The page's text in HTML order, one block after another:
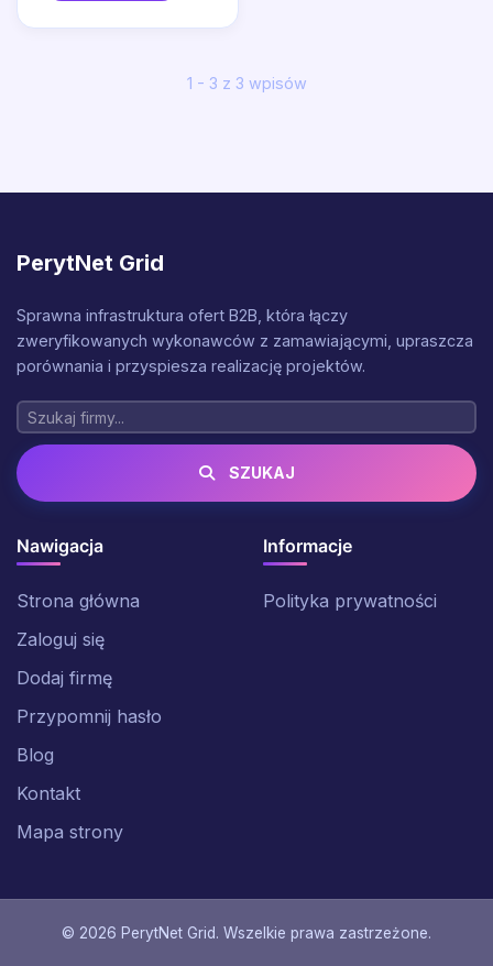
1 - 3 z 3 wpisów
PerytNet Grid
Sprawna infrastruktura ofert B2B, która łączy
zweryfikowanych wykonawców z zamawiającymi, upraszcza
porównania i przyspiesza realizację projektów.
SZUKAJ
Nawigacja
Strona główna
Zaloguj się
Dodaj firmę
Przypomnij hasło
Blog
Kontakt
Mapa strony
Informacje
Polityka prywatności
© 2026 PerytNet Grid. Wszelkie prawa zastrzeżone.